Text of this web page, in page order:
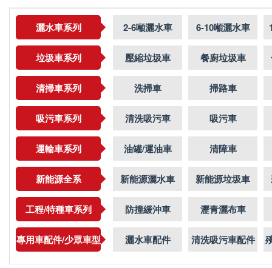
灑水車系列 2-6噸灑水車 6-10噸灑水車
垃圾車系列 壓縮垃圾車 餐廚垃圾車
清掃車系列 洗掃車 掃路車
吸污車系列 清洗吸污車 吸污車
運輸車系列 油罐/運油車 清障車
新能源全系 新能源灑水車 新能源垃圾車
工程/特種車系列 防撞緩沖車 瀝青灑布車
專用車配件/少眾車型 灑水車配件 清洗吸污車配件